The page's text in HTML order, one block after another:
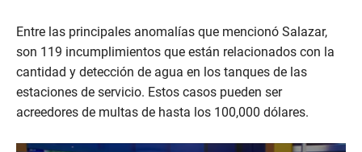
Entre las principales anomalías que mencionó Salazar,
son 119 incumplimientos que están relacionados con la
cantidad y detección de agua en los tanques de las
estaciones de servicio. Estos casos pueden ser
acreedores de multas de hasta los 100,000 dólares.